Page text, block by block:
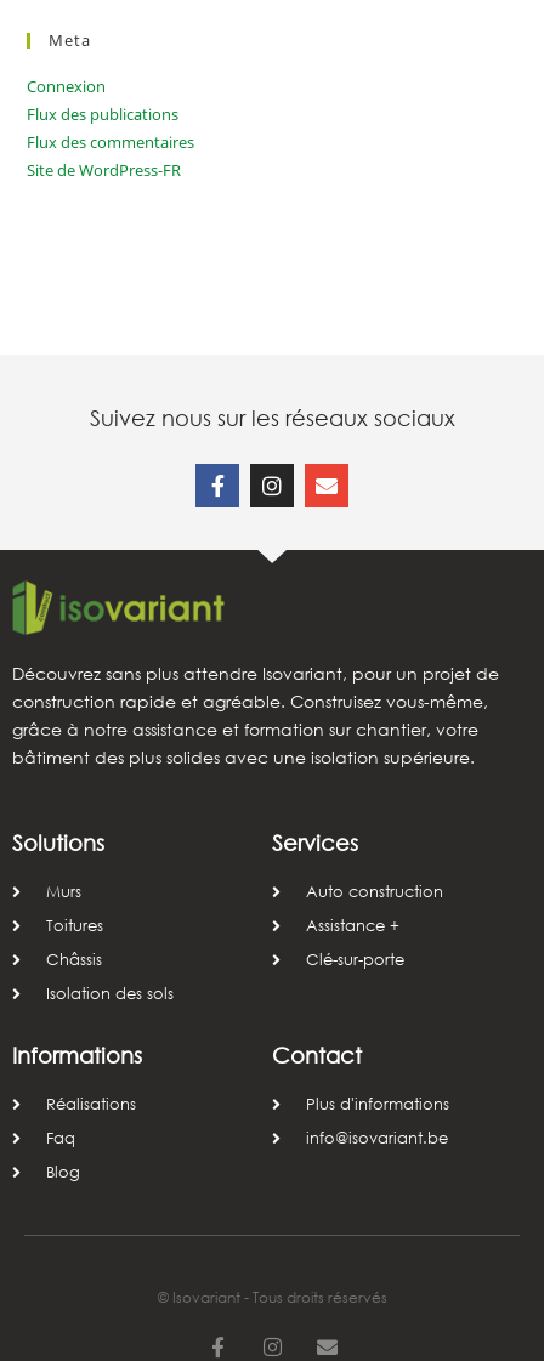
Meta
Connexion
Flux des publications
Flux des commentaires
Site de WordPress-FR
Suivez nous sur les réseaux sociaux
Découvrez sans plus attendre Isovariant, pour un projet de
construction rapide et agréable. Construisez vous-même,
grâce à notre assistance et formation sur chantier, votre
bâtiment des plus solides avec une isolation supérieure.
Solutions
Murs
Toitures
Châssis
Isolation des sols
Services
Auto construction
Assistance +
Clé-sur-porte
Informations
Réalisations
Faq
Blog
Contact
Plus d'informations
info@isovariant.be
© Isovariant - Tous droits réservés